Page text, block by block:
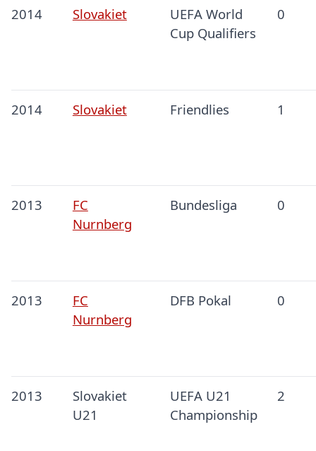
2014 Slovakiet
UEFA World
Cup Qualifiers
0
2014 Slovakiet Friendlies 1
2013
FC
Nurnberg
Bundesliga 0
2013
FC
Nurnberg
DFB Pokal 0
2013
Slovakiet
U21
UEFA U21
Championship
2